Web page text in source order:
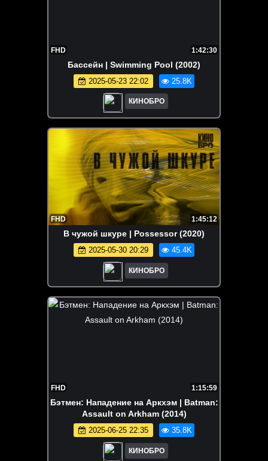
FHD 1:42:30
Бассейн | Swimming Pool (2002)
2025-05-23 22:02 25.8K
КИНОБРО
FHD 1:45:12
В чужой шкуре | Possessor (2020)
2025-05-30 20:29 45.4K
КИНОБРО
FHD 1:15:59
Бэтмен: Нападение на Аркхэм | Batman:
Assault on Arkham (2014)
2025-06-25 22:35 35.8K
КИНОБРО